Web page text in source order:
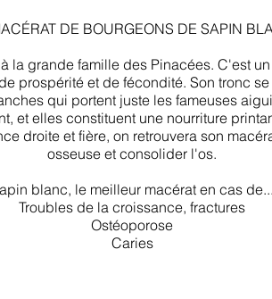
DE BOURGEONS DE SAPIN
la grande famille des Pinacées. C'est
prospérité et de fécondité. Son tronc
qui portent juste les fameuses
et elles constituent une nourriture
droite et fière, on retrouvera son
osseuse et consolider l'os.
blanc, le meilleur macérat en cas de...
Troubles de la croissance, fractures
Ostéoporose
Caries